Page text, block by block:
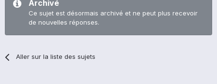
Archivé
Ce sujet est désormais archivé et ne peut plus recevoir
de nouvelles réponses.
Aller sur la liste des sujets